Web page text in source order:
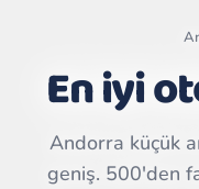
En iyi
Andorra küçük
geniş. 500'den